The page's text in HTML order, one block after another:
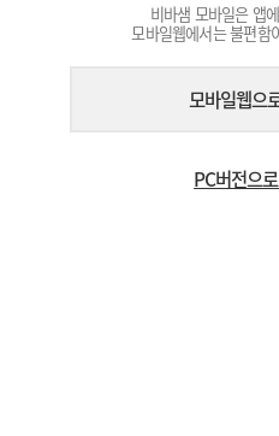
비바샘 모바일은 앱
모바일웹에서는 불편함
모바일웹으
PC버전으